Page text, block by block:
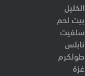
الخليل
بيت لحم
سلفيت
نابلس
طولكرم
غزة